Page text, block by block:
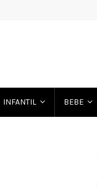
INFANTIL BEBE